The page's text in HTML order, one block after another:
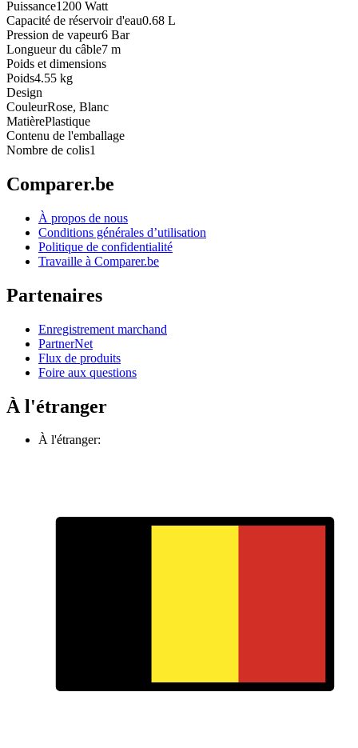
Puissance1200 Watt
Capacité de réservoir d'eau0.68 L
Pression de vapeur6 Bar
Longueur du câble7 m
Poids et dimensions
Poids4.55 kg
Design
CouleurRose, Blanc
MatièrePlastique
Contenu de l'emballage
Nombre de colis1
Comparer.be
À propos de nous
Conditions générales d’utilisation
Politique de confidentialité
Travaille à Comparer.be
Partenaires
Enregistrement marchand
PartnerNet
Flux de produits
Foire aux questions
À l'étranger
À l'étranger: